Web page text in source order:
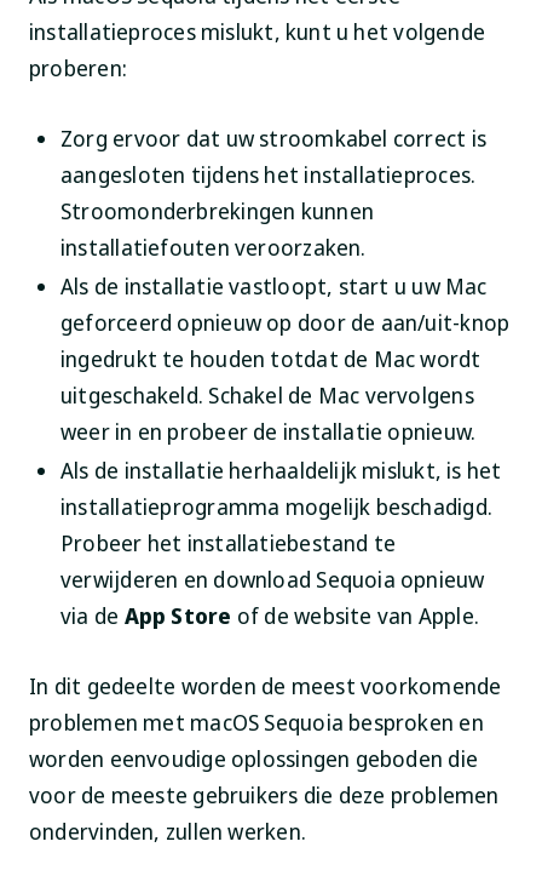
installatieproces mislukt, kunt u het volgende
proberen:
Zorg ervoor dat uw stroomkabel correct is
aangesloten tijdens het installatieproces.
Stroomonderbrekingen kunnen
installatiefouten veroorzaken.
Als de installatie vastloopt, start u uw Mac
geforceerd opnieuw op door de aan/uit-knop
ingedrukt te houden totdat de Mac wordt
uitgeschakeld. Schakel de Mac vervolgens
weer in en probeer de installatie opnieuw.
Als de installatie herhaaldelijk mislukt, is het
installatieprogramma mogelijk beschadigd.
Probeer het installatiebestand te
verwijderen en download Sequoia opnieuw
via de App Store of de website van Apple.
In dit gedeelte worden de meest voorkomende
problemen met macOS Sequoia besproken en
worden eenvoudige oplossingen geboden die
voor de meeste gebruikers die deze problemen
ondervinden, zullen werken.